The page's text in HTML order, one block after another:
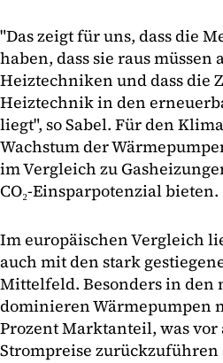
"Das zeigt für uns, dass die
haben, dass sie raus müssen
Heiztechniken und dass die
Heiztechnik in den
liegt", so Sabel. Für den
Wachstum der
im Vergleich zu
CO₂-Einsparpotenzial bieten.
Im europäischen Vergleich
auch mit den stark
Mittelfeld. Besonders in den
dominieren Wärmepumpen
Prozent Marktanteil, was
Strompreise zurückzuführen